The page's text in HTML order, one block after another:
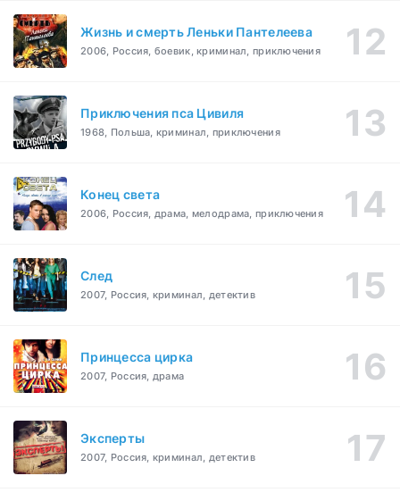
Жизнь и смерть Леньки Пантелеева
2006, Россия, боевик, криминал, приключения
Приключения пса Цивиля
1968, Польша, криминал, приключения
Конец света
2006, Россия, драма, мелодрама, приключения
След
2007, Россия, криминал, детектив
Принцесса цирка
2007, Россия, драма
Эксперты
2007, Россия, криминал, детектив